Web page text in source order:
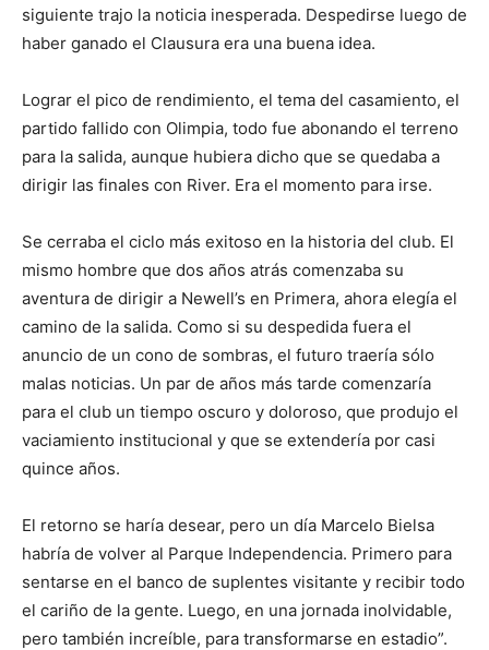
siguiente trajo la noticia inesperada. Despedirse luego de
haber ganado el Clausura era una buena idea.
Lograr el pico de rendimiento, el tema del casamiento, el
partido fallido con Olimpia, todo fue abonando el terreno
para la salida, aunque hubiera dicho que se quedaba a
dirigir las finales con River. Era el momento para irse.
Se cerraba el ciclo más exitoso en la historia del club. El
mismo hombre que dos años atrás comenzaba su
aventura de dirigir a Newell’s en Primera, ahora elegía el
camino de la salida. Como si su despedida fuera el
anuncio de un cono de sombras, el futuro traería sólo
malas noticias. Un par de años más tarde comenzaría
para el club un tiempo oscuro y doloroso, que produjo el
vaciamiento institucional y que se extendería por casi
quince años.
El retorno se haría desear, pero un día Marcelo Bielsa
habría de volver al Parque Independencia. Primero para
sentarse en el banco de suplentes visitante y recibir todo
el cariño de la gente. Luego, en una jornada inolvidable,
pero también increíble, para transformarse en estadio”.